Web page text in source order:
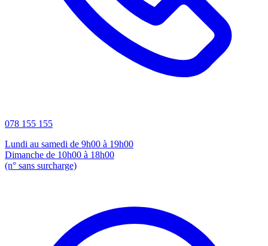
078 155 155
Lundi au samedi de 9h00 à 19h00
Dimanche de 10h00 à 18h00
(n° sans surcharge)